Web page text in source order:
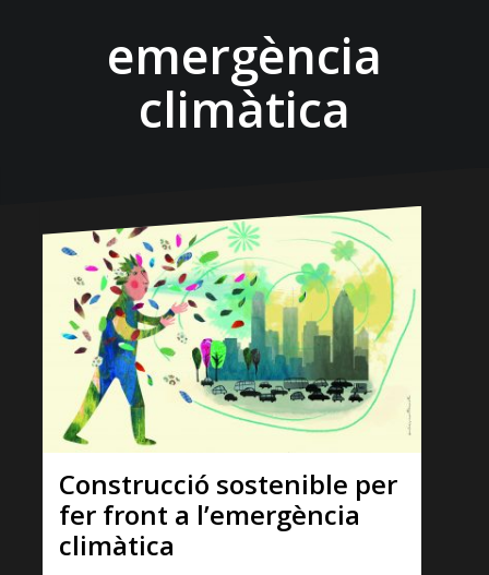
emergència
climàtica
Construcció sostenible per
fer front a l’emergència
climàtica